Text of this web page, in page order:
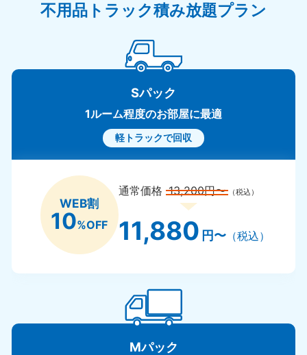
不用品トラック積み放題プラン
Sパック
1ルーム程度のお部屋に最適
軽トラックで回収
WEB割
10%OFF
通常価格13,200円〜 （税込）
11,880 円〜（税込）
Mパック